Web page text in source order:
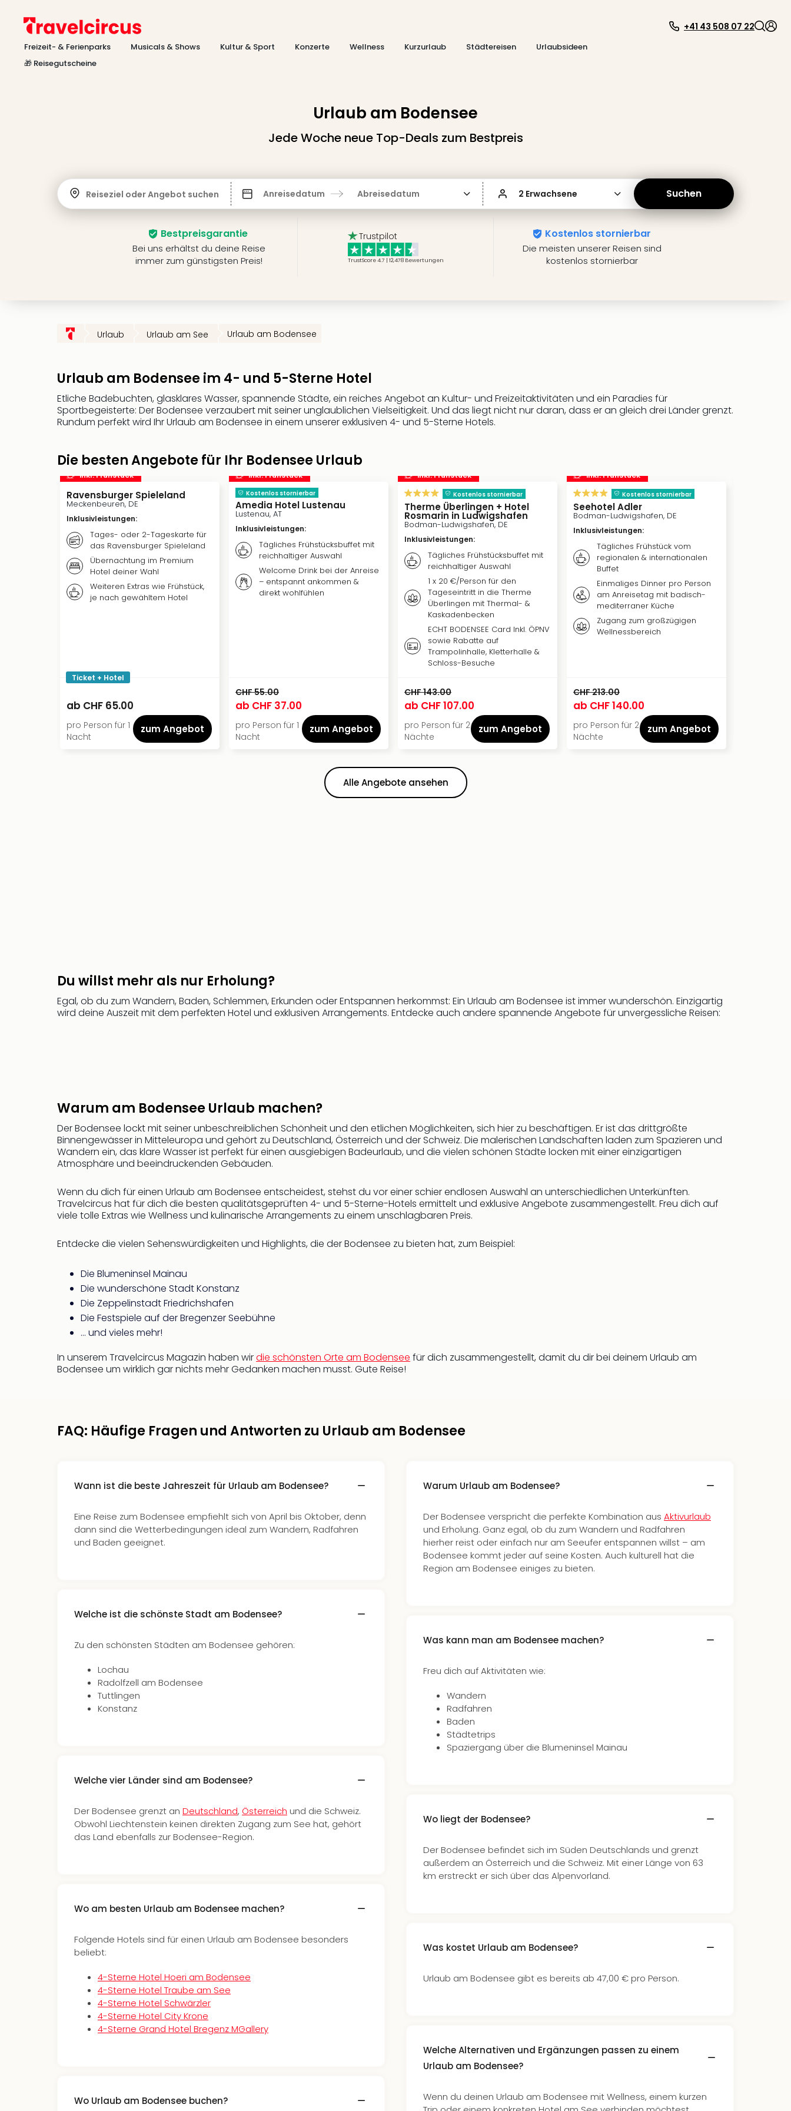
Freizeit- & Ferienparks Musicals & Shows Kultur & Sport Konzerte Wellness Kurzurlaub Städtereisen
Urlaubsideen
🎁 Reisegutscheine
+41 43 508 07 22
Urlaub am Bodensee
Jede Woche neue Top-Deals zum Bestpreis
Reiseziel oder Angebot suchen Anreisedatum Abreisedatum 2 Erwachsene Suchen
Bestpreisgarantie
Bei uns erhältst du deine Reise
immer zum günstigsten Preis!
Trustpilot
TrustScore 4.7 | 12,478 Bewertungen
Kostenlos stornierbar
Die meisten unserer Reisen sind
kostenlos stornierbar
Urlaub Urlaub am See Urlaub am Bodensee
Urlaub am Bodensee im 4- und 5-Sterne Hotel
Etliche Badebuchten, glasklares Wasser, spannende Städte, ein reiches Angebot an Kultur- und Freizeitaktivitäten und ein Paradies für
Sportbegeisterte: Der Bodensee verzaubert mit seiner unglaublichen Vielseitigkeit. Und das liegt nicht nur daran, dass er an gleich drei Länder grenzt.
Rundum perfekt wird Ihr Urlaub am Bodensee in einem unserer exklusiven 4- und 5-Sterne Hotels.
Die besten Angebote für Ihr Bodensee Urlaub
inkl. Frühstück
Ravensburger Spieleland
Meckenbeuren, DE
Inklusivleistungen:
Tages- oder 2-Tageskarte für
das Ravensburger Spieleland
Übernachtung im Premium
Hotel deiner Wahl
Weiteren Extras wie Frühstück,
je nach gewähltem Hotel
Ticket + Hotel
ab CHF 65.00
pro Person für 1
Nacht
zum Angebot
inkl. Frühstück
Kostenlos stornierbar
Amedia Hotel Lustenau
Lustenau, AT
Inklusivleistungen:
Tägliches Frühstücksbuffet mit
reichhaltiger Auswahl
Welcome Drink bei der Anreise
– entspannt ankommen &
direkt wohlfühlen
CHF 55.00
ab CHF 37.00
pro Person für 1
Nacht
zum Angebot
inkl. Frühstück
Kostenlos stornierbar
Therme Überlingen + Hotel
Rosmarin in Ludwigshafen
Bodman-Ludwigshafen, DE
Inklusivleistungen:
Tägliches Frühstücksbuffet mit
reichhaltiger Auswahl
1 x 20 €/Person für den
Tageseintritt in die Therme
Überlingen mit Thermal- &
Kaskadenbecken
ECHT BODENSEE Card Inkl. ÖPNV
sowie Rabatte auf
Trampolinhalle, Kletterhalle &
Schloss-Besuche
CHF 143.00
ab CHF 107.00
pro Person für 2
Nächte
zum Angebot
inkl. Frühstück
Kostenlos stornierbar
Seehotel Adler
Bodman-Ludwigshafen, DE
Inklusivleistungen:
Tägliches Frühstück vom
regionalen & internationalen
Buffet
Einmaliges Dinner pro Person
am Anreisetag mit badisch-
mediterraner Küche
Zugang zum großzügigen
Wellnessbereich
CHF 213.00
ab CHF 140.00
pro Person für 2
Nächte
zum Angebot
Alle Angebote ansehen
Du willst mehr als nur Erholung?
Egal, ob du zum Wandern, Baden, Schlemmen, Erkunden oder Entspannen herkommst: Ein Urlaub am Bodensee ist immer wunderschön. Einzigartig
wird deine Auszeit mit dem perfekten Hotel und exklusiven Arrangements. Entdecke auch andere spannende Angebote für unvergessliche Reisen:
Warum am Bodensee Urlaub machen?
Der Bodensee lockt mit seiner unbeschreiblichen Schönheit und den etlichen Möglichkeiten, sich hier zu beschäftigen. Er ist das drittgrößte
Binnengewässer in Mitteleuropa und gehört zu Deutschland, Österreich und der Schweiz. Die malerischen Landschaften laden zum Spazieren und
Wandern ein, das klare Wasser ist perfekt für einen ausgiebigen Badeurlaub, und die vielen schönen Städte locken mit einer einzigartigen
Atmosphäre und beeindruckenden Gebäuden.
Wenn du dich für einen Urlaub am Bodensee entscheidest, stehst du vor einer schier endlosen Auswahl an unterschiedlichen Unterkünften.
Travelcircus hat für dich die besten qualitätsgeprüften 4- und 5-Sterne-Hotels ermittelt und exklusive Angebote zusammengestellt. Freu dich auf
viele tolle Extras wie Wellness und kulinarische Arrangements zu einem unschlagbaren Preis.
Entdecke die vielen Sehenswürdigkeiten und Highlights, die der Bodensee zu bieten hat, zum Beispiel:
Die Blumeninsel Mainau
Die wunderschöne Stadt Konstanz
Die Zeppelinstadt Friedrichshafen
Die Festspiele auf der Bregenzer Seebühne
… und vieles mehr!
In unserem Travelcircus Magazin haben wirdie schönsten Orte am Bodensee für dich zusammengestellt, damit du dir bei deinem Urlaub am
Bodensee um wirklich gar nichts mehr Gedanken machen musst. Gute Reise!
FAQ: Häufige Fragen und Antworten zu Urlaub am Bodensee
Wann ist die beste Jahreszeit für Urlaub am Bodensee?
Eine Reise zum Bodensee empfiehlt sich von April bis Oktober, denn
dann sind die Wetterbedingungen ideal zum Wandern, Radfahren
und Baden geeignet.
Welche ist die schönste Stadt am Bodensee?
Zu den schönsten Städten am Bodensee gehören:
Lochau
Radolfzell am Bodensee
Tuttlingen
Konstanz
Welche vier Länder sind am Bodensee?
Der Bodensee grenzt an Deutschland, Österreich und die Schweiz.
Obwohl Liechtenstein keinen direkten Zugang zum See hat, gehört
das Land ebenfalls zur Bodensee-Region.
Wo am besten Urlaub am Bodensee machen?
Folgende Hotels sind für einen Urlaub am Bodensee besonders
beliebt:
4-Sterne Hotel Hoeri am Bodensee
4-Sterne Hotel Traube am See
4-Sterne Hotel Schwärzler
4-Sterne Hotel City Krone
4-Sterne Grand Hotel Bregenz MGallery
Wo Urlaub am Bodensee buchen?
Warum Urlaub am Bodensee?
Der Bodensee verspricht die perfekte Kombination aus Aktivurlaub
und Erholung. Ganz egal, ob du zum Wandern und Radfahren
hierher reist oder einfach nur am Seeufer entspannen willst – am
Bodensee kommt jeder auf seine Kosten. Auch kulturell hat die
Region am Bodensee einiges zu bieten.
Was kann man am Bodensee machen?
Freu dich auf Aktivitäten wie:
Wandern
Radfahren
Baden
Städtetrips
Spaziergang über die Blumeninsel Mainau
Wo liegt der Bodensee?
Der Bodensee befindet sich im Süden Deutschlands und grenzt
außerdem an Österreich und die Schweiz. Mit einer Länge von 63
km erstreckt er sich über das Alpenvorland.
Was kostet Urlaub am Bodensee?
Urlaub am Bodensee gibt es bereits ab 47,00 € pro Person.
Welche Alternativen und Ergänzungen passen zu einem
Urlaub am Bodensee?
Wenn du deinen Urlaub am Bodensee mit Wellness, einem kurzen